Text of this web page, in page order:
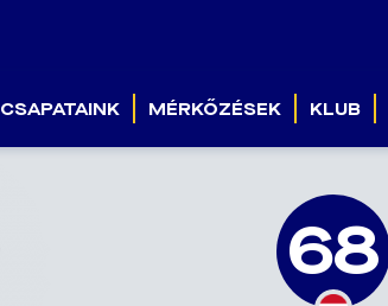
CSAPATAINK MÉRKŐZÉSEK KLUB
68